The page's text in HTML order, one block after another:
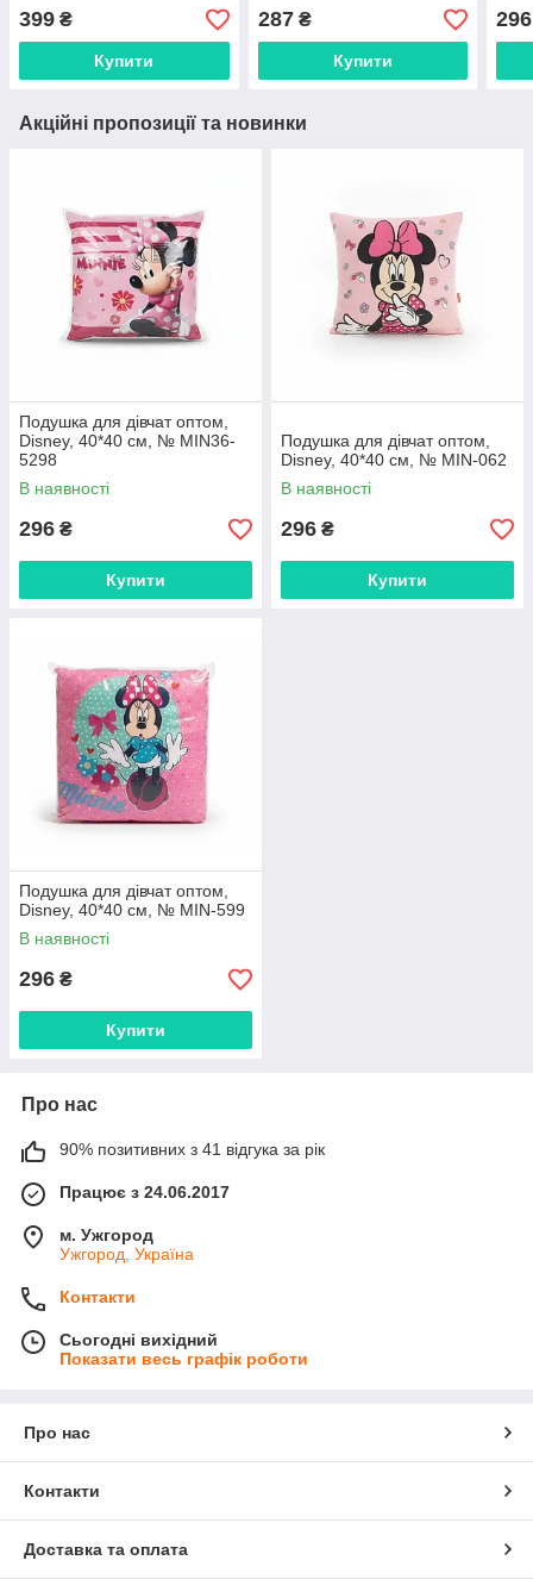
399 ₴
Купити
287₴
Купити
296
Акційні пропозиції та новинки
Подушка для дівчат оптом,
Disney, 40*40 см, № MIN36-
5298
В наявності
296 ₴
Купити
Подушка для дівчат оптом,
Disney, 40*40 см, № MIN-062
В наявності
296 ₴
Купити
Подушка для дівчат оптом,
Disney, 40*40 см, № MIN-599
В наявності
296 ₴
Купити
Про нас
90% позитивних з 41 відгука за рік
Працює з 24.06.2017
м. Ужгород
Ужгород, Україна
Контакти
Сьогодні вихідний
Показати весь графік роботи
Про нас
Контакти
Доставка та оплата